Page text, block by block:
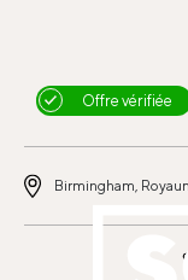
Offre vérifiée
Birmingham,